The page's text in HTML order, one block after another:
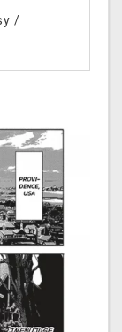
/